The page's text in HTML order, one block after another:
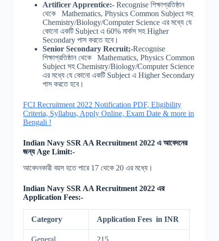
Artificer Apprentice:-Recognise শিক্ষাপ্রতিষ্ঠান
থেকে Mathematics, Physics Common Subject সহ
Chemistry/Biology/Computer Science এর মধ্যে যে
কোনো একটি Subject এ 60% মার্কস সহ Higher
Secondary পাস করতে হবে।
Senior Secondary Recruit;-Recognise
শিক্ষাপ্রতিষ্ঠান থেকে Mathematics, Physics Common
Subject সহ Chemistry/Biology/Computer Science
এর মধ্যে যে কোনো একটি Subject এ Higher Secondary
পাস করতে হবে।
FCI Recruitment 2022 Notification PDF, Eligibility
Criteria, Syllabus, Apply Online, Exam Date & more in
Bengali !
Indian Navy SSR AA Recruitment 2022 এ আবেদনের
জন্য Age Limit:-
আবেদনকারী বয়স হতে পারে 17 থেকে 20 এর মধ্যে।
Indian Navy SSR AA Recruitment 2022 এর
Application Fees:-
Category Application Fees in INR
General 215